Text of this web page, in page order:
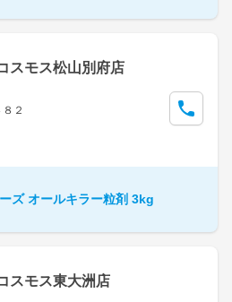
スモス松山別府店
２
ズ オールキラー粒剤 3kg
スモス東大洲店